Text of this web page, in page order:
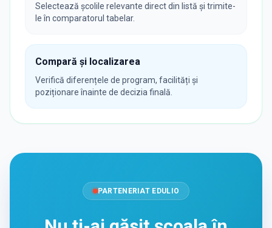
Selectează școlile relevante direct din listă și trimite-
le în comparatorul tabelar.
Compară și localizarea
Verifică diferențele de program, facilități și
poziționare înainte de decizia finală.
PARTENERIAT EDULIO